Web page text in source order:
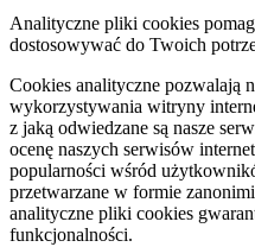
Analityczne pliki cookies
dostosowywać do Twoich
Cookies analityczne pozwalają
wykorzystywania witryny
z jaką odwiedzane są nasze
ocenę naszych serwisów
popularności wśród
przetwarzane w formie
analityczne pliki cookies
funkcjonalności.